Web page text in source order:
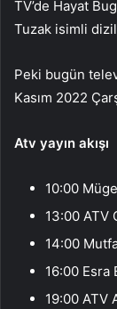
TV’de Hayat
Tuzak isimli
Peki bugün
Kasım 2022
Atv yayın akışı
10:00
13:00 ATV
14:00
16:00 Esra
19:00 ATV